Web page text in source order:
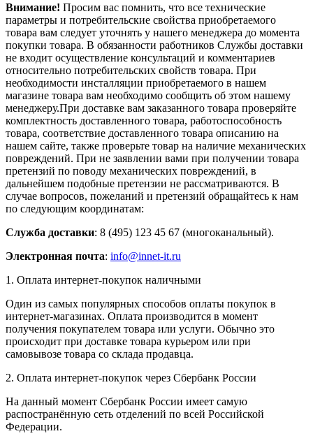
Внимание! Просим вас помнить, что все технические
параметры и потребительские свойства приобретаемого
товара вам следует уточнять у нашего менеджера до момента
покупки товара. В обязанности работников Службы доставки
не входит осуществление консультаций и комментариев
относительно потребительских свойств товара. При
необходимости инсталляции приобретаемого в нашем
магазине товара вам необходимо сообщить об этом нашему
менеджеру.При доставке вам заказанного товара проверяйте
комплектность доставленного товара, работоспособность
товара, соответствие доставленного товара описанию на
нашем сайте, также проверьте товар на наличие механических
повреждений. При не заявлении вами при получении товара
претензий по поводу механических повреждений, в
дальнейшем подобные претензии не рассматриваются. В
случае вопросов, пожеланий и претензий обращайтесь к нам
по следующим координатам:
Служба доставки: 8 (495) 123 45 67 (многоканальный).
Электронная почта: info@innet-it.ru
1. Оплата интернет-покупок наличными
Один из самых популярных способов оплаты покупок в
интернет-магазинах. Оплата производится в момент
получения покупателем товара или услуги. Обычно это
происходит при доставке товара курьером или при
самовывозе товара со склада продавца.
2. Оплата интернет-покупок через Сбербанк России
На данный момент Сбербанк России имеет самую
распостранённую сеть отделений по всей Российской
Федерации.